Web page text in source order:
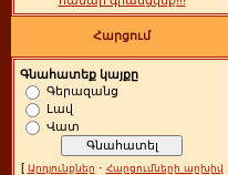
Հարցում
Գնահատեք կայքը
Գերազանց
Լավ
Վատ
[ Արդյունքներ · Հարցումների արխիվ